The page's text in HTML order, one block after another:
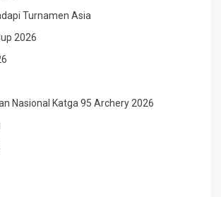
Turnamen Asia
2026
Nasional Katga 95 Archery 2026